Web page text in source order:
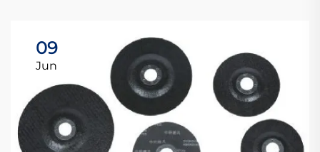
09
Jun